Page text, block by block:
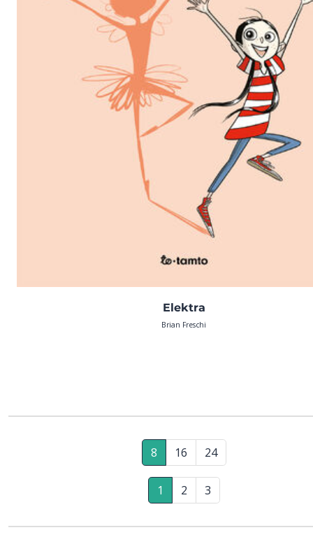
Elektra
Brian Freschi
8 16 24
1 2 3